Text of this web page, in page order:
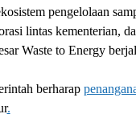
pengelolaan
lintas kementerian,
Waste to Energy
berharap
.